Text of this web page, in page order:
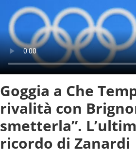
Goggia a Che
rivalità con
smetterla”.
ricordo di Zanardi